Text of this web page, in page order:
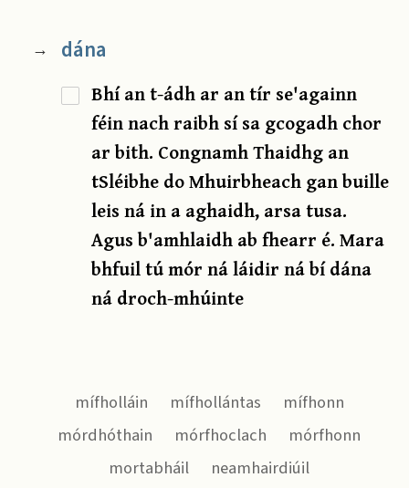
→ dána
Bhí an t-ádh ar an tír se'againn
féin nach raibh sí sa gcogadh chor
ar bith. Congnamh Thaidhg an
tSléibhe do Mhuirbheach gan buille
leis ná in a aghaidh, arsa tusa.
Agus b'amhlaidh ab fhearr é. Mara
bhfuil tú mór ná láidir ná bí dána
ná droch-mhúinte
mífholláin mífhollántas
mífhonn
mórdhóthain
mórfhoclach
mórfhonn
mortabháil
neamhairdiúil